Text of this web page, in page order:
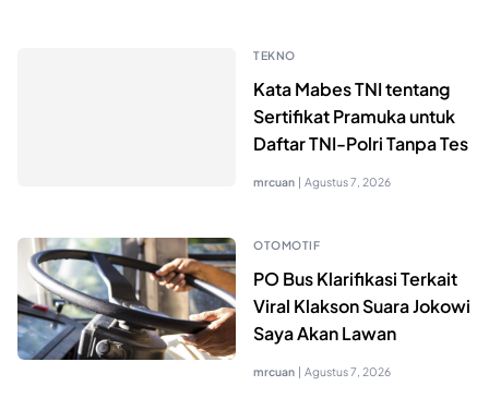
TEKNO
Kata Mabes TNI tentang
Sertifikat Pramuka untuk
Daftar TNI-Polri Tanpa Tes
mrcuan | Agustus 7, 2026
OTOMOTIF
PO Bus Klarifikasi Terkait
Viral Klakson Suara Jokowi
Saya Akan Lawan
mrcuan | Agustus 7, 2026